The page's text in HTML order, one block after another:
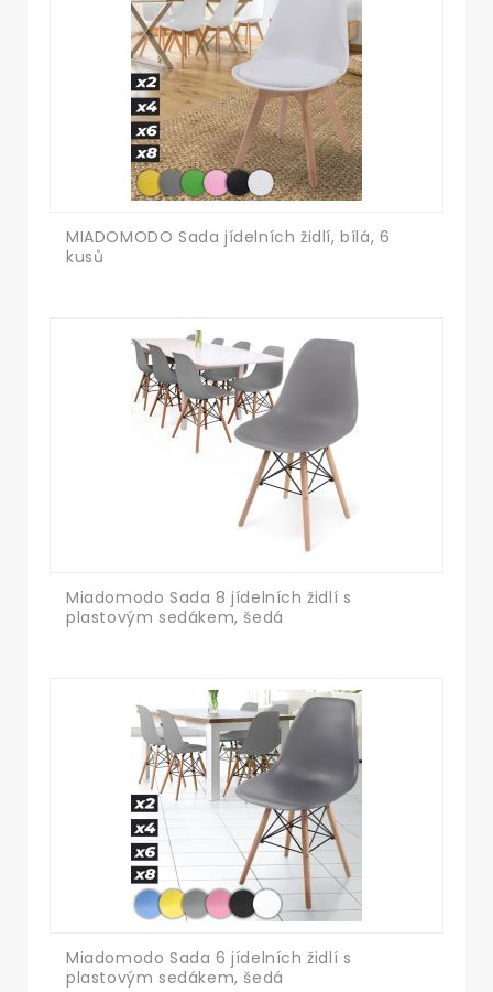
MIADOMODO Sada jídelních židlí, bílá, 6
kusů
Miadomodo Sada 8 jídelních židlí s
plastovým sedákem, šedá
Miadomodo Sada 6 jídelních židlí s
plastovým sedákem, šedá